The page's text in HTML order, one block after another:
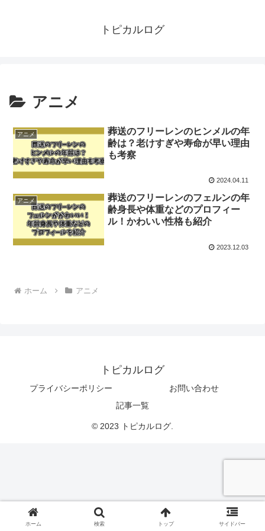
トピカルログ
アニメ
アニメ
葬送のフリーレンのヒンメルの年
齢は？老けすぎや寿命が早い理由
も考察
2024.04.11
アニメ
葬送のフリーレンのフェルンの年
齢身長や体重などのプロフィー
ル！かわいい性格も紹介
2023.12.03
ホーム アニメ
トピカルログ
プライバシーポリシー
お問い合わせ
記事一覧
© 2023 トピカルログ.
ホーム 検索 トップ サイドバー